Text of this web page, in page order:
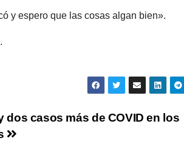
y espero que las cosas algan bien».
dos casos más de COVID en los